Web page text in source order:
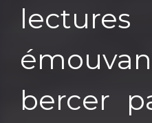
bercer